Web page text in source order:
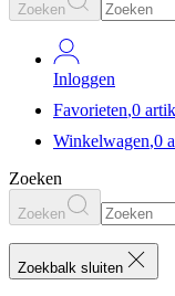
Zoeken
Inloggen
Favorieten,0
Winkelwagen,0
Zoeken
Zoeken
Zoekbalk sluiten